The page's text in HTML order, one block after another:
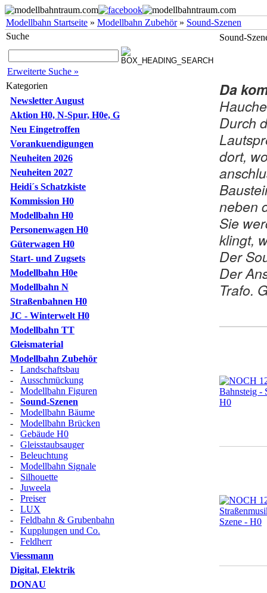
Modellbahn Startseite » Modellbahn Zubehör» Sound-Szenen
Suche
Erweiterte Suche »
Kategorien
Newsletter August
Aktion H0, N-Spur, H0e, G
Neu Eingetroffen
Vorankuendigungen
Neuheiten 2026
Neuheiten 2027
Heidi´s Schatzkiste
Kommission H0
Modellbahn H0
Personenwagen H0
Güterwagen H0
Start- und Zugsets
Modellbahn H0e
Modellbahn N
Straßenbahnen H0
JC - Winterwelt H0
Modellbahn TT
Gleismaterial
Modellbahn Zubehör
- Landschaftsbau
- Ausschmückung
- Modellbahn Figuren
- Sound-Szenen
- Modellbahn Bäume
- Modellbahn Brücken
- Gebäude H0
- Gleisstaubsauger
- Beleuchtung
- Modellbahn Signale
- Silhouette
- Juweela
- Preiser
- LUX
- Feldbahn & Grubenbahn
- Kupplungen und Co.
- Feldherr
Viessmann
Digital, Elektrik
DONAU
Sound-
Da
Durch
dort,
neben
Sie
klingt,
Der
Der
Trafo.